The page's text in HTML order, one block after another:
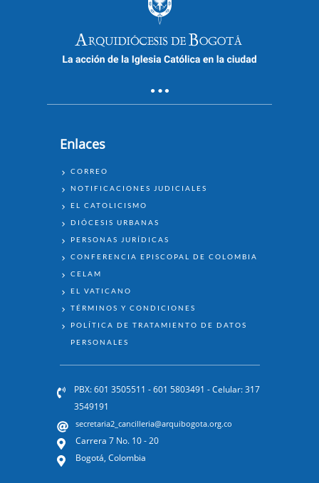
Enlaces
ENLACES
CORREO
NOTIFICACIONES JUDICIALES
EL CATOLICISMO
DIÓCESIS URBANAS
PERSONAS JURÍDICAS
CONFERENCIA EPISCOPAL DE COLOMBIA
CELAM
EL VATICANO
TÉRMINOS Y CONDICIONES
POLÍTICA DE TRATAMIENTO DE DATOS
PERSONALES
PBX: 601 3505511 - 601 5803491 - Celular: 317
3549191
secretaria2_cancilleria@arquibogota.org.co
Carrera 7 No. 10 - 20
Bogotá, Colombia